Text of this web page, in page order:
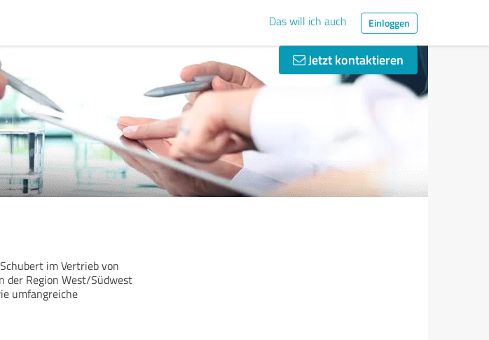
Das will ich auch Einloggen
Jetzt kontaktieren
im Vertrieb von
der Region West/Südwest
umfangreiche